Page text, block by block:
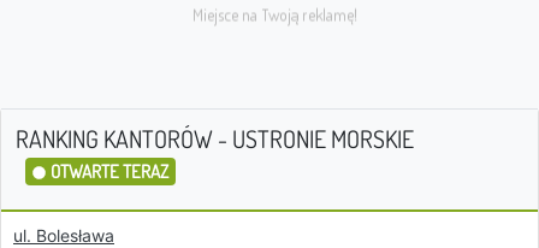
RANKING KANTORÓW - USTRONIE MORSKIE
OTWARTE TERAZ
ul. Bolesława